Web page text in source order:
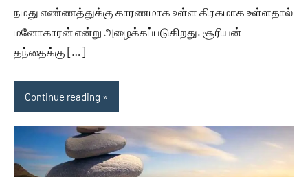
நமது எண்ணத்துக்கு காரணமாக உள்ள கிரகமாக உள்ளதால்
மனோகாரன் என்று அழைக்கப்படுகிறது. சூரியன்
தந்தைக்கு […]
Continue reading